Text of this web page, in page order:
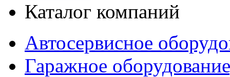
Каталог компаний
Автосервисное
Гаражное